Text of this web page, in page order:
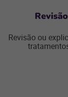
Revisão ou